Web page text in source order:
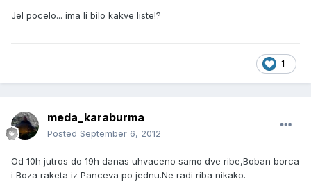
Jel pocelo... ima li bilo kakve liste!?
1
meda_karaburma
Posted September 6, 2012
Od 10h jutros do 19h danas uhvaceno samo dve ribe,Boban borca
i Boza raketa iz Panceva po jednu.Ne radi riba nikako.